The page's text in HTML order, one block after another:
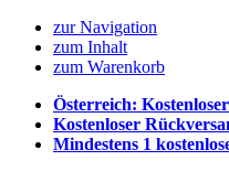
zur Navigation
zum Inhalt
zum Warenkorb
Österreich:
Kostenloser
Mindestens 1